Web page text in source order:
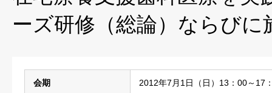
ーズ研修（総論）ならびに
会期 2012年7月1日（日）13：00～17